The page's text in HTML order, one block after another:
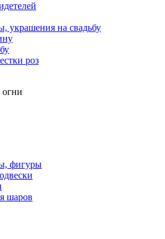
украшения на свадьбу
роз
фигуры
шаров